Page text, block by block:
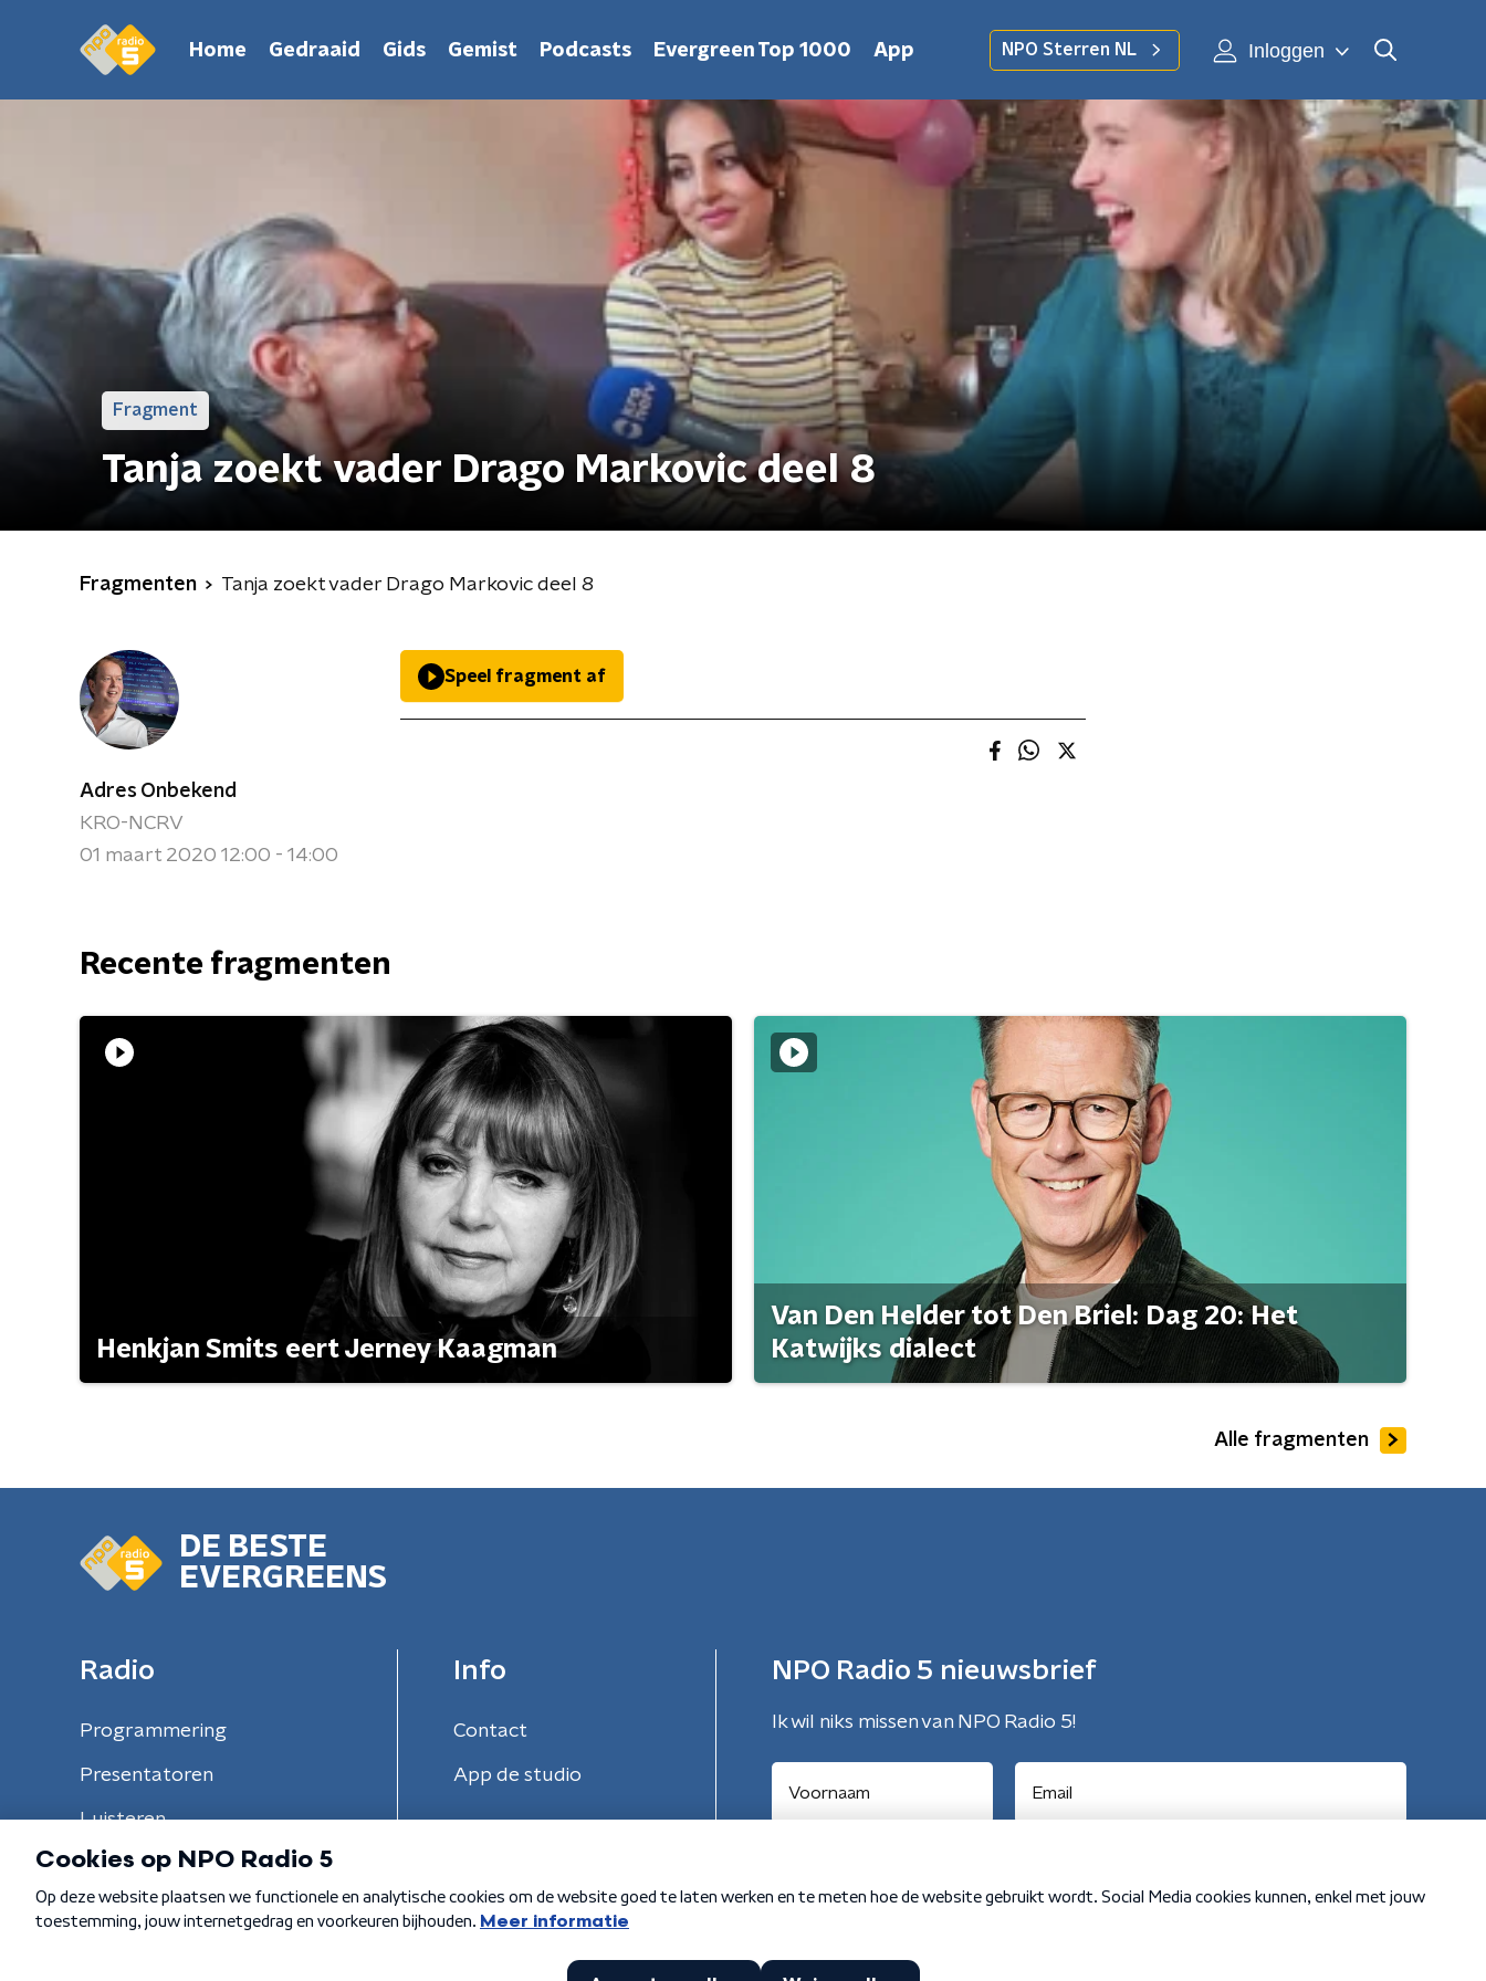
Home Gedraaid Gids Gemist Podcasts Evergreen Top 1000 App NPO Sterren NL Inloggen
Fragment
Tanja zoekt vader Drago Markovic deel 8
Fragmenten Tanja zoekt vader Drago Markovic deel 8
Adres Onbekend
KRO-NCRV
01 maart 2020 12:00 - 14:00
Speel fragment af
Recente fragmenten
Henkjan Smits eert Jerney Kaagman
Van Den Helder tot Den Briel: Dag 20: Het
Katwijks dialect
Alle fragmenten
DE BESTE
EVERGREENS
Radio
Programmering
Presentatoren
Luisteren
Info
Contact
App de studio
NPO Radio 5 nieuwsbrief
Ik wil niks missen van NPO Radio 5!
Algemene voorwaarden Privacybeleid